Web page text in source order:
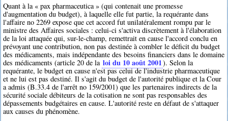
Quant à la « pax pharmaceutica » (qui contenait une promesse
d'augmentation du budget), à laquelle elle fut partie, la requérante dans
l'affaire no 2269 expose que cet accord fut unilatéralement rompu par le
ministre des Affaires sociales : celui-ci s'activa discrètement à l'élaboration
de la loi attaquée qui, sur-le-champ, remettrait en cause l'accord conclu en
prévoyant une contribution, non pas destinée à combler le déficit du budget
des médicaments, mais indépendante des besoins financiers dans le domaine
des médicaments (article 20 de la loi du 10 août 2001). Selon la
requérante, le budget en cause n'est pas celui de l'industrie pharmaceutique
et ne lui est pas destiné. Il s'agit du budget de l'autorité publique et la Cour
a admis (B.33.4 de l'arrêt no 159/2001) que les partenaires indirects de la
sécurité sociale débiteurs de la cotisation ne sont pas responsables des
dépassements budgétaires en cause. L'autorité reste en défaut de s'attaquer
aux causes du phénomène.